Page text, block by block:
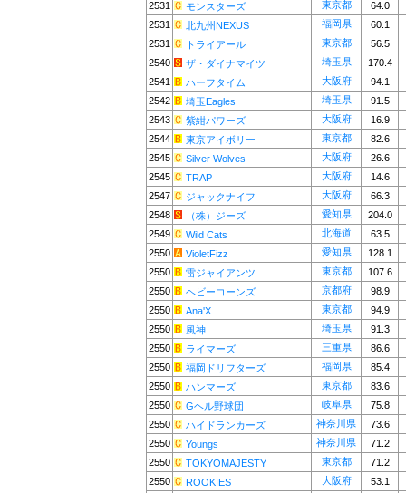
2531
モンスターズ 東京都
64.0
2531
北九州NEXUS 福岡県
60.1
2531
トライアール 東京都
56.5
2540
ザ・ダイナマイツ 埼玉県
170.4
2541
ハーフタイム 大阪府
94.1
2542
埼玉Eagles 埼玉県
91.5
2543
紫紺パワーズ 大阪府
16.9
2544
東京アイボリー 東京都
82.6
2545
Silver Wolves 大阪府
26.6
2545
TRAP 大阪府
14.6
2547
ジャックナイフ 大阪府
66.3
2548
（株）ジーズ 愛知県
204.0
2549
Wild Cats 北海道
63.5
2550
VioletFizz 愛知県
128.1
2550
雷ジャイアンツ 東京都
107.6
2550
ヘビーコーンズ 京都府
98.9
2550
Ana'X 東京都
94.9
2550
風神 埼玉県
91.3
2550
ライマーズ 三重県
86.6
2550
福岡ドリフターズ 福岡県
85.4
2550
ハンマーズ 東京都
83.6
2550
Gヘル野球団 岐阜県
75.8
2550
ハイドランカーズ 神奈川県
73.6
2550
Youngs 神奈川県
71.2
2550
TOKYOMAJESTY 東京都
71.2
2550
ROOKIES 大阪府
53.1